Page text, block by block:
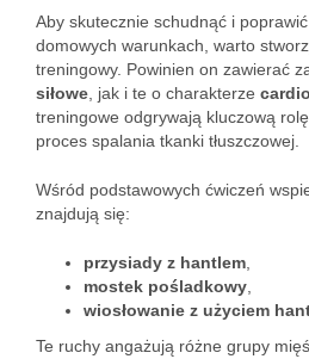
Aby skutecznie schudnąć i
domowych warunkach, warto
treningowy. Powinien on zawierać
siłowe , jak i te o charakterze cardio
treningowe odgrywają kluczową
proces spalania tkanki tłuszczowej.
Wśród podstawowych ćwiczeń
znajdują się:
przysiady z hantlem
mostek pośladkowy
wiosłowanie z użyciem
Te ruchy angażują różne grupy